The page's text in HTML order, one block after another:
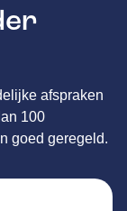
afspraken
100
goed geregeld.